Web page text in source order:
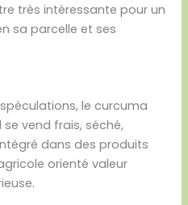
très intéressante pour un
sa parcelle et ses
le curcuma
vend frais, séché,
dans des produits
orienté valeur